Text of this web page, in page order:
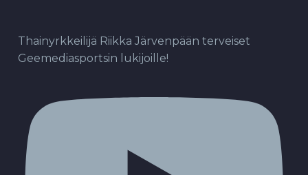
Thainyrkkeilijä Riikka Järvenpään terveiset
Geemediasportsin lukijoille!